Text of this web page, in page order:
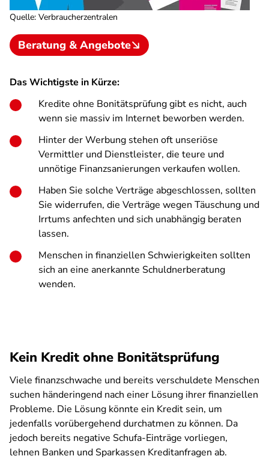
Quelle: Verbraucherzentralen
Beratung & Angebote
Das Wichtigste in Kürze:
Kredite ohne Bonitätsprüfung gibt es nicht, auch
wenn sie massiv im Internet beworben werden.
Hinter der Werbung stehen oft unseriöse
Vermittler und Dienstleister, die teure und
unnötige Finanzsanierungen verkaufen wollen.
Haben Sie solche Verträge abgeschlossen, sollten
Sie widerrufen, die Verträge wegen Täuschung und
Irrtums anfechten und sich unabhängig beraten
lassen.
Menschen in finanziellen Schwierigkeiten sollten
sich an eine anerkannte Schuldnerberatung
wenden.
Kein Kredit ohne Bonitätsprüfung
Viele finanzschwache und bereits verschuldete Menschen
suchen händeringend nach einer Lösung ihrer finanziellen
Probleme. Die Lösung könnte ein Kredit sein, um
jedenfalls vorübergehend durchatmen zu können. Da
jedoch bereits negative Schufa-Einträge vorliegen,
lehnen Banken und Sparkassen Kreditanfragen ab.